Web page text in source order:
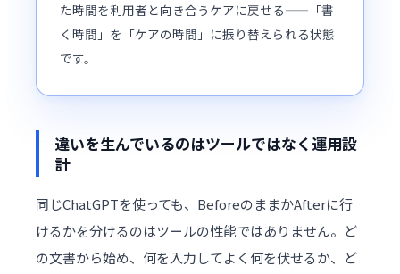
た時間を利用者と向き合うケアに戻せる——「書
く時間」を「ケアの時間」に振り替えられる状態
です。
違いを生んでいるのはツールではなく運用設
計
同じChatGPTを使っても、BeforeのままかAfterに行
けるかを分けるのはツールの性能ではありません。ど
の文書から始め、何を入力してよく何を伏せるか、ど